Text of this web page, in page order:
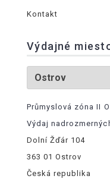
Kontakt
Výdajné
Průmyslová zóna II
Výdaj
Dolní Žďár 104
363 01 Ostrov
Česká republika